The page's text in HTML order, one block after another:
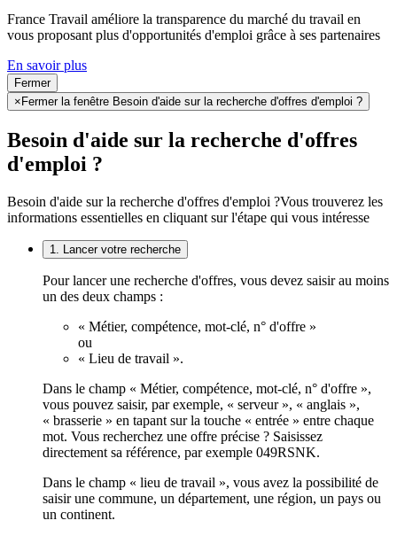
France Travail améliore la transparence du marché du travail en
vous proposant plus d'opportunités d'emploi grâce à ses partenaires
En savoir plus
Fermer
× Fermer la fenêtre Besoin d'aide sur la recherche d'offres d'emploi ?
Besoin d'aide sur la recherche d'offres
d'emploi ?
Besoin d'aide sur la recherche d'offres d'emploi ?Vous trouverez les
informations essentielles en cliquant sur l'étape qui vous intéresse
1. Lancer votre recherche
Pour lancer une recherche d'offres, vous devez saisir au moins
un des deux champs :
« Métier, compétence, mot-clé, n° d'offre »
ou
« Lieu de travail ».
Dans le champ « Métier, compétence, mot-clé, n° d'offre »,
vous pouvez saisir, par exemple, « serveur », « anglais »,
« brasserie » en tapant sur la touche « entrée » entre chaque
mot. Vous recherchez une offre précise ? Saisissez
directement sa référence, par exemple 049RSNK.
Dans le champ « lieu de travail », vous avez la possibilité de
saisir une commune, un département, une région, un pays ou
un continent.